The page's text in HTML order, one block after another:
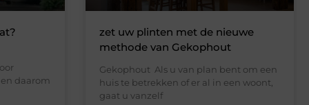
daarom
zet uw plinten met de nieuwe
methode van Gekophout
Gekophout Als u van plan bent om een
huis te betrekken of er al in een woont,
gaat u vanzelf